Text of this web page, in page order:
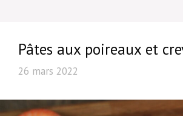
Pâtes aux poireaux et
26 mars 2022